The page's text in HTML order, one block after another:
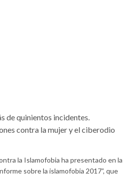
de quinientos incidentes.
contra la mujer y el ciberodio
la Islamofobia ha presentado en la
sobre la islamofobia 2017”, que